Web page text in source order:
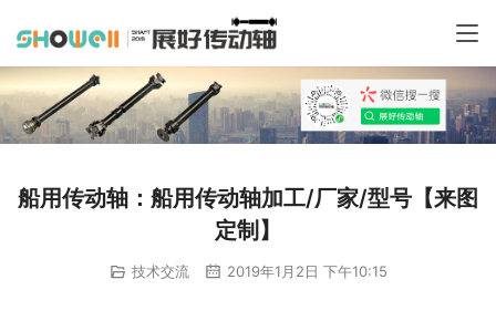
船用传动轴：船用传动轴加工/厂家/型号【来图
定制】
技术交流 2019年1月2日 下午10:15